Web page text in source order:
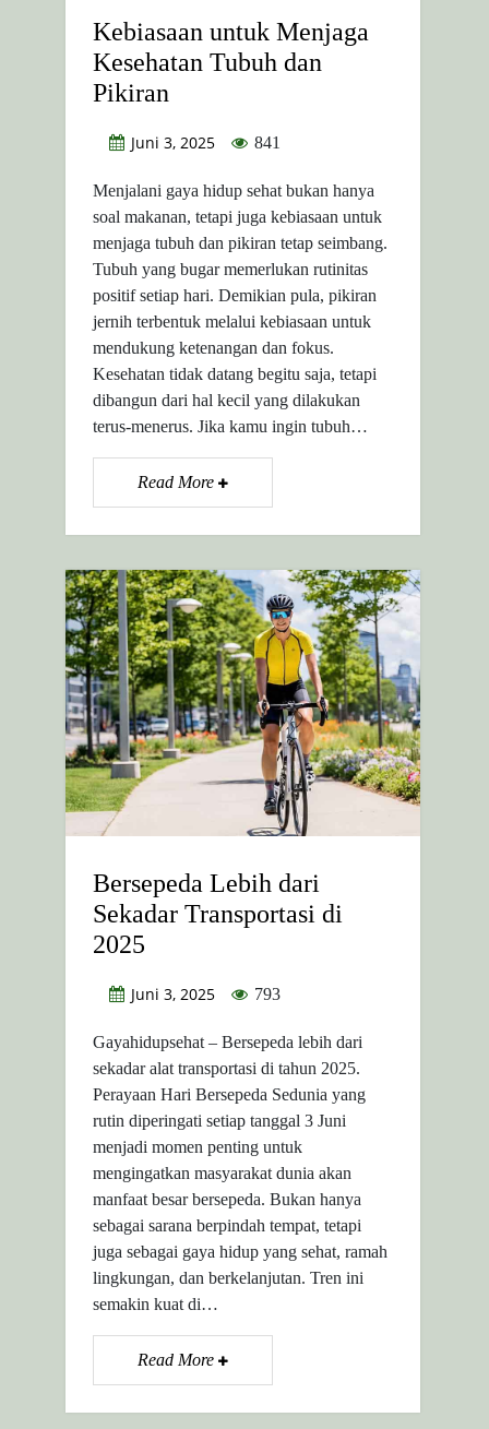
Kebiasaan untuk Menjaga
Kesehatan Tubuh dan
Pikiran
Juni 3, 2025 841
Menjalani gaya hidup sehat bukan hanya
soal makanan, tetapi juga kebiasaan untuk
menjaga tubuh dan pikiran tetap seimbang.
Tubuh yang bugar memerlukan rutinitas
positif setiap hari. Demikian pula, pikiran
jernih terbentuk melalui kebiasaan untuk
mendukung ketenangan dan fokus.
Kesehatan tidak datang begitu saja, tetapi
dibangun dari hal kecil yang dilakukan
terus-menerus. Jika kamu ingin tubuh…
Read More
Bersepeda Lebih dari
Sekadar Transportasi di
2025
Juni 3, 2025 793
Gayahidupsehat – Bersepeda lebih dari
sekadar alat transportasi di tahun 2025.
Perayaan Hari Bersepeda Sedunia yang
rutin diperingati setiap tanggal 3 Juni
menjadi momen penting untuk
mengingatkan masyarakat dunia akan
manfaat besar bersepeda. Bukan hanya
sebagai sarana berpindah tempat, tetapi
juga sebagai gaya hidup yang sehat, ramah
lingkungan, dan berkelanjutan. Tren ini
semakin kuat di…
Read More